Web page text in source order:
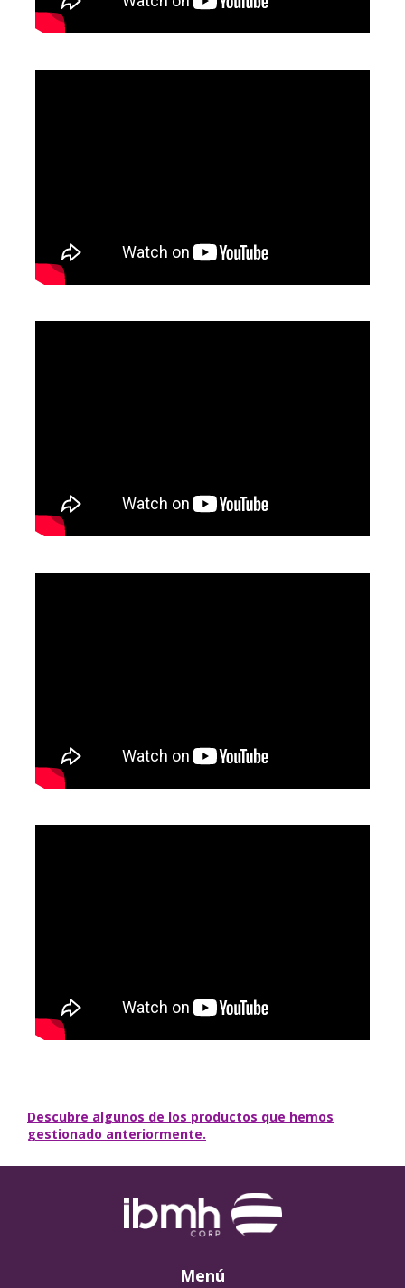
Descubre algunos de los productos que hemos
gestionado anteriormente.
Menú